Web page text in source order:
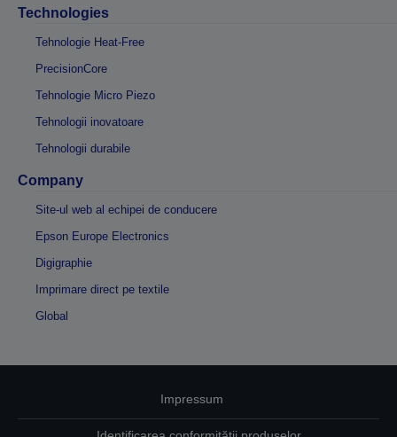
Technologies
Tehnologie Heat-Free
PrecisionCore
Tehnologie Micro Piezo
Tehnologii inovatoare
Tehnologii durabile
Company
Site-ul web al echipei de conducere
Epson Europe Electronics
Digigraphie
Imprimare direct pe textile
Global
Impressum